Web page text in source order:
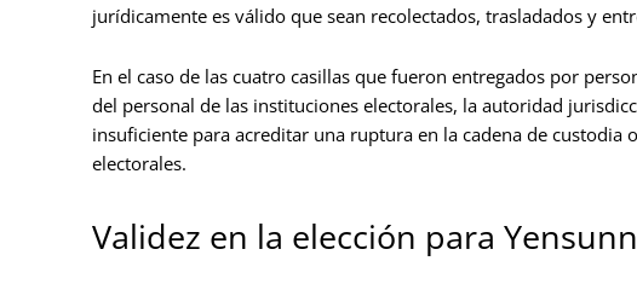
jurídicamente es válido que sean recolectados, trasladados y
En el caso de las cuatro casillas que fueron entregados por
del personal de las instituciones electorales, la autoridad
insuficiente para acreditar una ruptura en la cadena de custodia
electorales.
Validez en la elección para